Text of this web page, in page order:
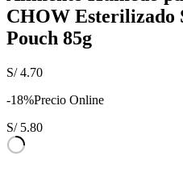
CHOW Esterilizado
Pouch 85g
S/4.70
-18%Precio Online
S/ 5.80